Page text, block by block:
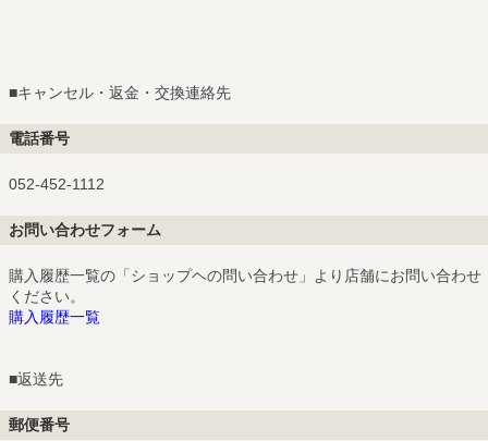
■キャンセル・返金・交換連絡先
電話番号
052-452-1112
お問い合わせフォーム
購入履歴一覧の「ショップヘの問い合わせ」より店舗にお問い合わせ
ください。
購入履歴一覧
■返送先
郵便番号